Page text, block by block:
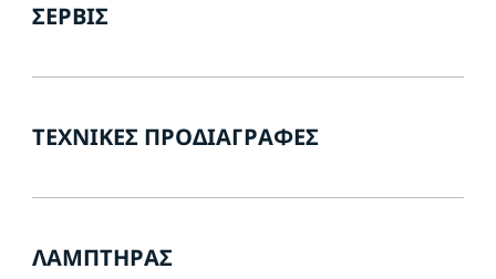
ΣΈΡΒΙΣ
ΤΕΧΝΙΚΈΣ ΠΡΟΔΙΑΓΡΑΦΈΣ
ΛΑΜΠΤΉΡΑΣ